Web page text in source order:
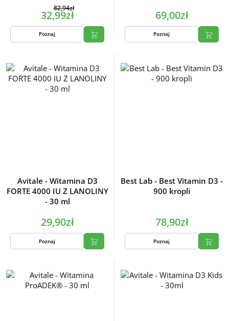
82,94zł
32,99zł
Poznaj
69,00zł
Poznaj
Avitale - Witamina D3
FORTE 4000 IU Z LANOLINY
- 30 ml
29,90zł
Poznaj
Best Lab - Best Vitamin D3 -
900 kropli
78,90zł
Poznaj